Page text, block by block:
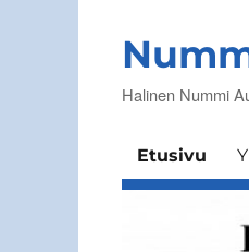
Halinen Nummi
Etusivu